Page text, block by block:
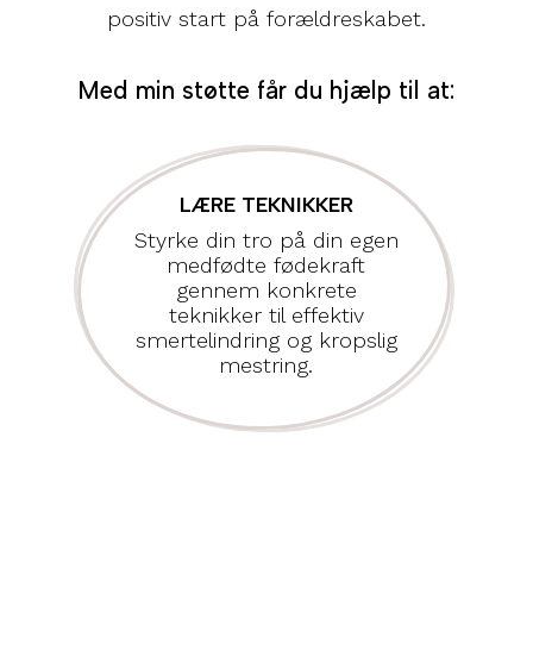
positiv start på forældreskabet.
Med min støtte får du hjælp til at:
LÆRE TEKNIKKER
Styrke din tro på din egen
medfødte fødekraft
gennem konkrete
teknikker til effektiv
smertelindring og kropslig
mestring.